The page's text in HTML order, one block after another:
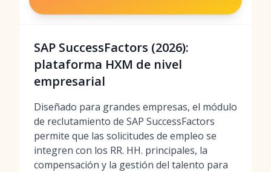
SAP SuccessFactors (2026):
plataforma HXM de nivel
empresarial
Diseñado para grandes empresas, el módulo
de reclutamiento de SAP SuccessFactors
permite que las solicitudes de empleo se
integren con los RR. HH. principales, la
compensación y la gestión del talento para